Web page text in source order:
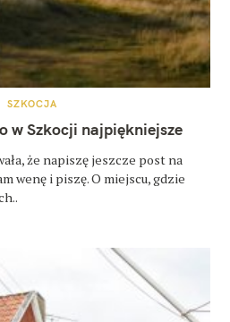
SZKOCJA
w Szkocji najpiękniejsze
że napiszę jeszcze post na
wenę i piszę. O miejscu, gdzie